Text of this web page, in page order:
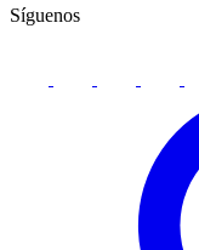
Síguenos